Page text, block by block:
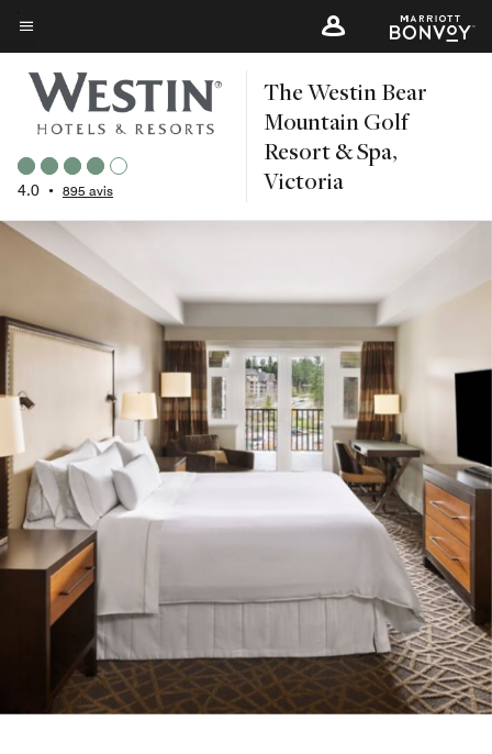
Skip
to
main
content
Texte du menu
4.0 • 895 avis
The Westin Bear
Mountain Golf
Resort & Spa,
Victoria